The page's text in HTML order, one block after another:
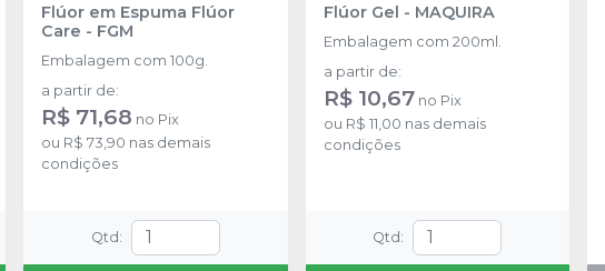
Flúor em Espuma Flúor
Care - FGM
Embalagem com 100g.
a partir de:
R$ 71,68 no Pix
ou R$ 73,90 nas demais
condições
Qtd :
Flúor Gel - MAQUIRA
Embalagem com 200ml.
a partir de:
R$ 10,67 no Pix
ou R$ 11,00 nas demais
condições
Qtd :